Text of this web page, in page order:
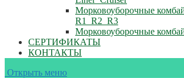
Морковоуборочные
R1_R2_R3
Морковоуборочные
СЕРТИФИКАТЫ
КОНТАКТЫ
Открыть меню